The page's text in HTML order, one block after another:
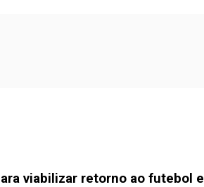
viabilizar retorno ao futebol